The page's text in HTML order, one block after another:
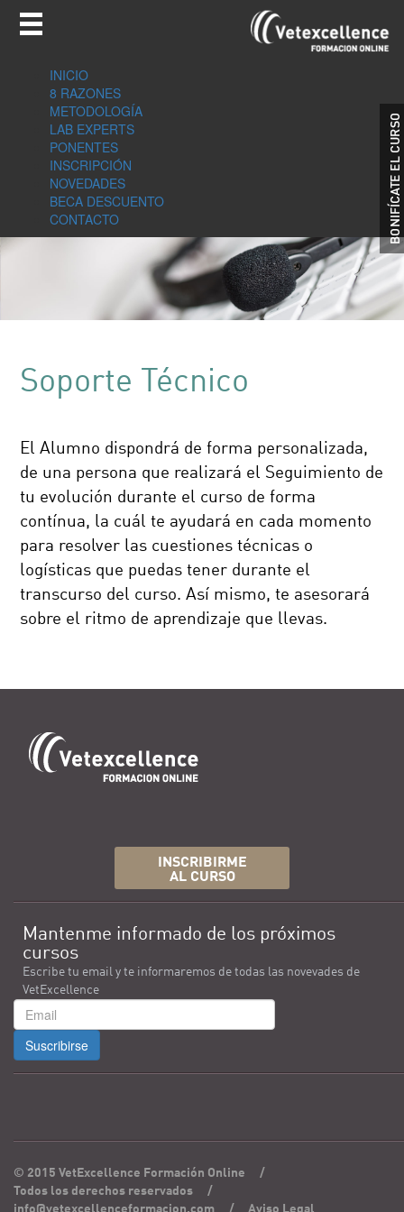
INICIO
8 RAZONES
METODOLOGÍA
LAB EXPERTS
PONENTES
INSCRIPCIÓN
NOVEDADES
BECA DESCUENTO
CONTACTO
Soporte Técnico
El Alumno dispondrá de forma personalizada,
de una persona que realizará el Seguimiento de
tu evolución durante el curso de forma
contínua, la cuál te ayudará en cada momento
para resolver las cuestiones técnicas o
logísticas que puedas tener durante el
transcurso del curso. Así mismo, te asesorará
sobre el ritmo de aprendizaje que llevas.
INSCRIBIRME
AL CURSO
Mantenme informado de los próximos
cursos
Escribe tu email y te informaremos de todas las novevades de
VetExcellence
Suscribirse
© 2015 VetExcellence Formación Online
/
Todos los derechos reservados
/
info@vetexcellenceformacion.com
/ Aviso Legal